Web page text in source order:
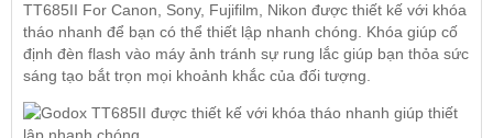
TT685II For Canon, Sony, Fujifilm, Nikon được thiết kế với khóa
tháo nhanh để bạn có thể thiết lập nhanh chóng. Khóa giúp cố
định đèn flash vào máy ảnh tránh sự rung lắc giúp bạn thỏa sức
sáng tạo bắt trọn mọi khoảnh khắc của đối tượng.